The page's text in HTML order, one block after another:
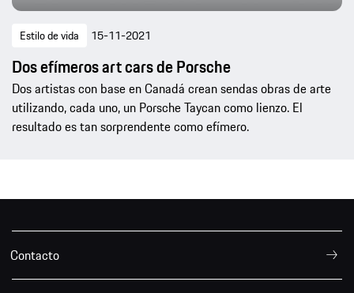
Estilo de vida 15-11-2021
Dos efímeros art cars de Porsche
Dos artistas con base en Canadá crean sendas obras de arte
utilizando, cada uno, un Porsche Taycan como lienzo. El
resultado es tan sorprendente como efímero.
Contacto